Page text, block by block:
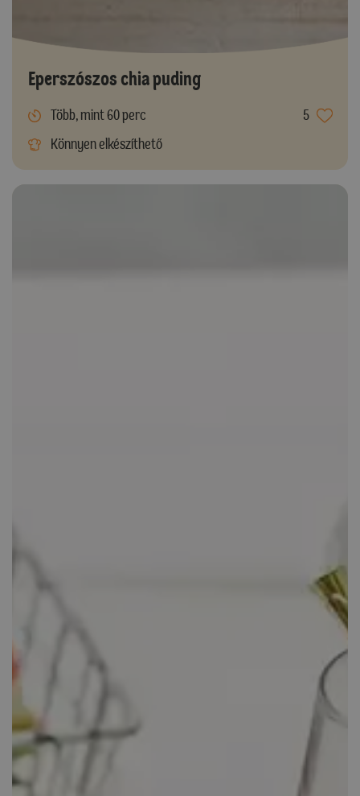
Eperszószos chia puding
Több, mint 60 perc
5
Könnyen elkészíthető